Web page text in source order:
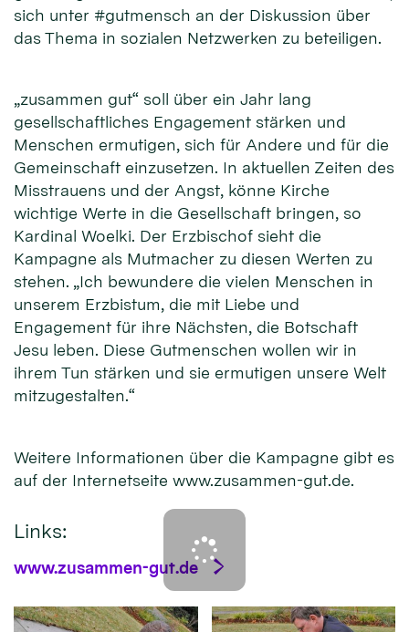
sich unter #gutmensch an der Diskussion über
das Thema in sozialen Netzwerken zu beteiligen.
„zusammen gut“ soll über ein Jahr lang
gesellschaftliches Engagement stärken und
Menschen ermutigen, sich für Andere und für die
Gemeinschaft einzusetzen. In aktuellen Zeiten des
Misstrauens und der Angst, könne Kirche
wichtige Werte in die Gesellschaft bringen, so
Kardinal Woelki. Der Erzbischof sieht die
Kampagne als Mutmacher zu diesen Werten zu
stehen. „Ich bewundere die vielen Menschen in
unserem Erzbistum, die mit Liebe und
Engagement für ihre Nächsten, die Botschaft
Jesu leben. Diese Gutmenschen wollen wir in
ihrem Tun stärken und sie ermutigen unsere Welt
mitzugestalten.“
Weitere Informationen über die Kampagne gibt es
auf der Internetseite www.zusammen-gut.de.
Links:
www.zusammen-gut.de